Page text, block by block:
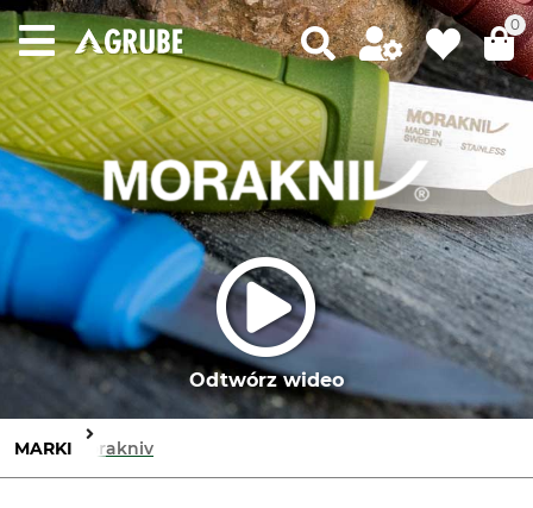
0
Odtwórz wideo
MARKI Morakniv